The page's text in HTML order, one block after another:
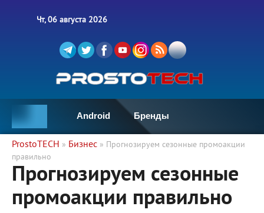
Чт, 06 августа 2026
Android Бренды
ProstoTECH » Бизнес » Прогнозируем сезонные промоакции
правильно
Прогнозируем сезонные
промоакции правильно